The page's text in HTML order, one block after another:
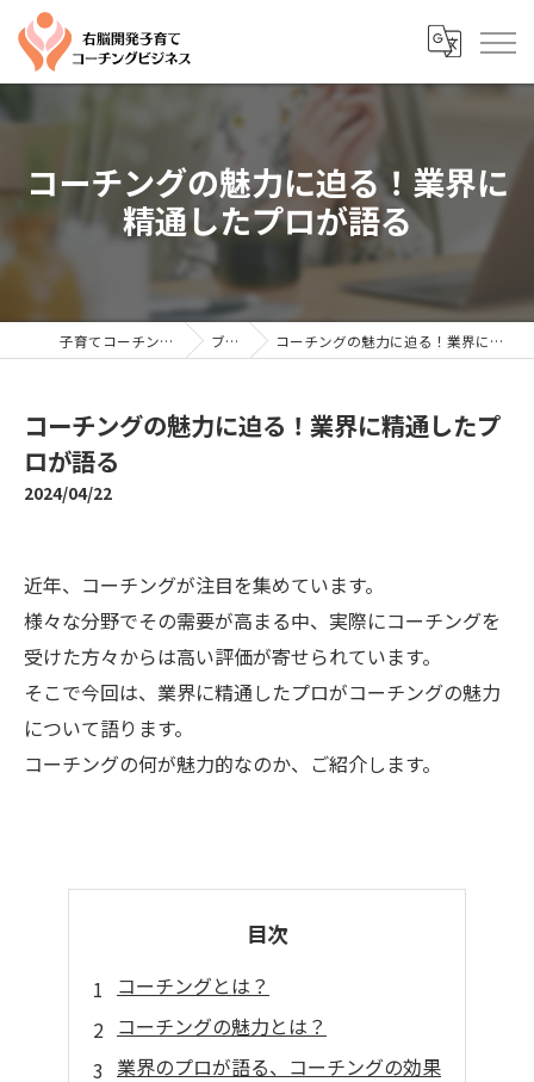
コーチングの魅力に迫る！業界に
精通したプロが語る
子育てコーチングならYTC ブログ コーチングの魅力に迫る！業界に精通したプロが語る
コーチングの魅力に迫る！業界に精通したプ
ロが語る
2024/04/22
近年、コーチングが注目を集めています。
様々な分野でその需要が高まる中、実際にコーチングを
受けた方々からは高い評価が寄せられています。
そこで今回は、業界に精通したプロがコーチングの魅力
について語ります。
コーチングの何が魅力的なのか、ご紹介します。
目次
コーチングとは？
コーチングの魅力とは？
業界のプロが語る、コーチングの効果